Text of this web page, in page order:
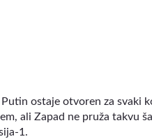
ostaje otvoren za svaki
ali Zapad ne pruža takvu
1.